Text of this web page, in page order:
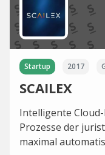
Startup 2017
SCAILEX
Intelligente
Prozesse der
maximal